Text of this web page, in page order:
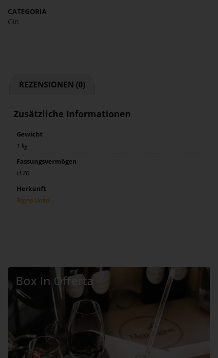
CATEGORIA
Gin
REZENSIONEN (0)
Zusätzliche Informationen
Gewicht
1 kg
Fassungsvermögen
cl.70
Herkunft
Regno Unito
Box In Offerta